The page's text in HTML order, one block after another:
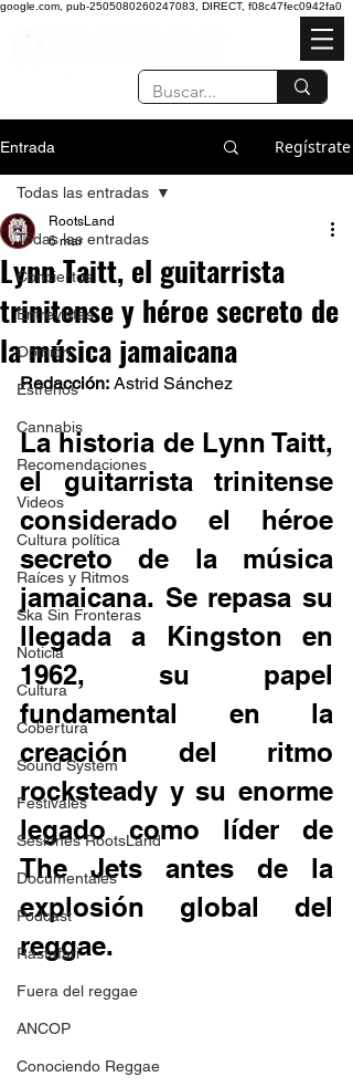
google.com, pub-2505080260247083, DIRECT, f08c47fec0942fa0
Entrada Regístrate
Todas las entradas
Conciertos
Entrevistas
Opinión
Estrenos
Cannabis
Recomendaciones
Videos
Cultura política
Raíces y Ritmos
Ska Sin Fronteras
Noticia
Cultura
Cobertura
Sound System
Festivales
Sesiones RootsLand
Documentales
Podcast
Rastafari
Fuera del reggae
ANCOP
Conociendo Reggae
Todas las entradas
Lynn Taitt, el guitarrista
trinitense y héroe secreto de
la música jamaicana
RootsLand
6 mar
Redacción: Astrid Sánchez
La historia de Lynn Taitt,
el guitarrista trinitense
considerado el héroe
secreto de la música
jamaicana. Se repasa su
llegada a Kingston en
1962, su papel
fundamental en la
creación del ritmo
rocksteady y su enorme
legado como líder de
The Jets antes de la
explosión global del
reggae.